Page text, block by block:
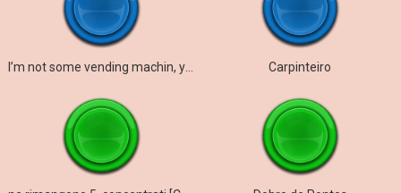
I’m not some vending machin, ya’know… Carpinteiro